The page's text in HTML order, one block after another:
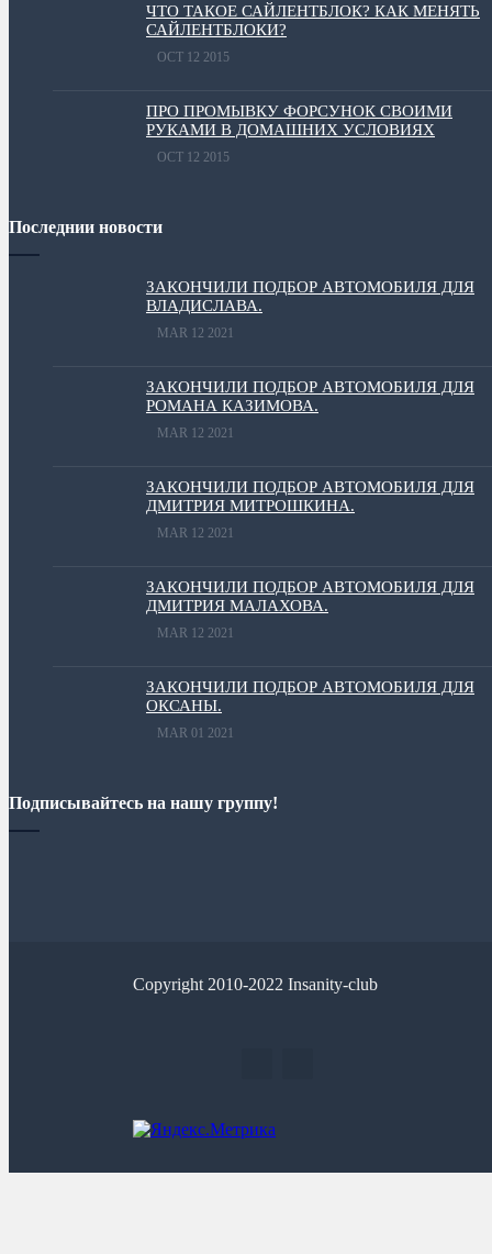
ЧТО ТАКОЕ САЙЛЕНТБЛОК? КАК МЕНЯТЬ
САЙЛЕНТБЛОКИ?
OCT 12 2015
ПРО ПРОМЫВКУ ФОРСУНОК СВОИМИ
РУКАМИ В ДОМАШНИХ УСЛОВИЯХ
OCT 12 2015
Последнии новости
ЗАКОНЧИЛИ ПОДБОР АВТОМОБИЛЯ ДЛЯ
ВЛАДИСЛАВА.
MAR 12 2021
ЗАКОНЧИЛИ ПОДБОР АВТОМОБИЛЯ ДЛЯ
РОМАНА КАЗИМОВА.
MAR 12 2021
ЗАКОНЧИЛИ ПОДБОР АВТОМОБИЛЯ ДЛЯ
ДМИТРИЯ МИТРОШКИНА.
MAR 12 2021
ЗАКОНЧИЛИ ПОДБОР АВТОМОБИЛЯ ДЛЯ
ДМИТРИЯ МАЛАХОВА.
MAR 12 2021
ЗАКОНЧИЛИ ПОДБОР АВТОМОБИЛЯ ДЛЯ
ОКСАНЫ.
MAR 01 2021
Подписывайтесь на нашу группу!
Copyright 2010-2022 Insanity-club